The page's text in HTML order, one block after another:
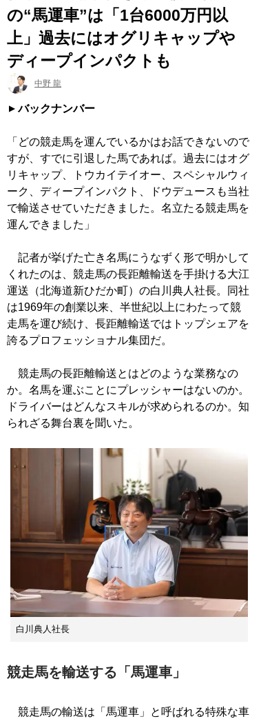
の“馬運車”は「1台6000万円以
上」過去にはオグリキャップや
ディープインパクトも
中野 龍
バックナンバー
「どの競走馬を運んでいるかはお話できないので
すが、すでに引退した馬であれば。過去にはオグ
リキャップ、トウカイテイオー、スペシャルウィ
ーク、ディープインパクト、ドウデュースも当社
で輸送させていただきました。名立たる競走馬を
運んできました」
記者が挙げた亡き名馬にうなずく形で明かして
くれたのは、競走馬の長距離輸送を手掛ける大江
運送（北海道新ひだか町）の白川典人社長。同社
は1969年の創業以来、半世紀以上にわたって競
走馬を運び続け、長距離輸送ではトップシェアを
誇るプロフェッショナル集団だ。
競走馬の長距離輸送とはどのような業務なの
か。名馬を運ぶことにプレッシャーはないのか。
ドライバーはどんなスキルが求められるのか。知
られざる舞台裏を聞いた。
白川典人社長
競走馬を輸送する「馬運車」
競走馬の輸送は「馬運車」と呼ばれる特殊な車